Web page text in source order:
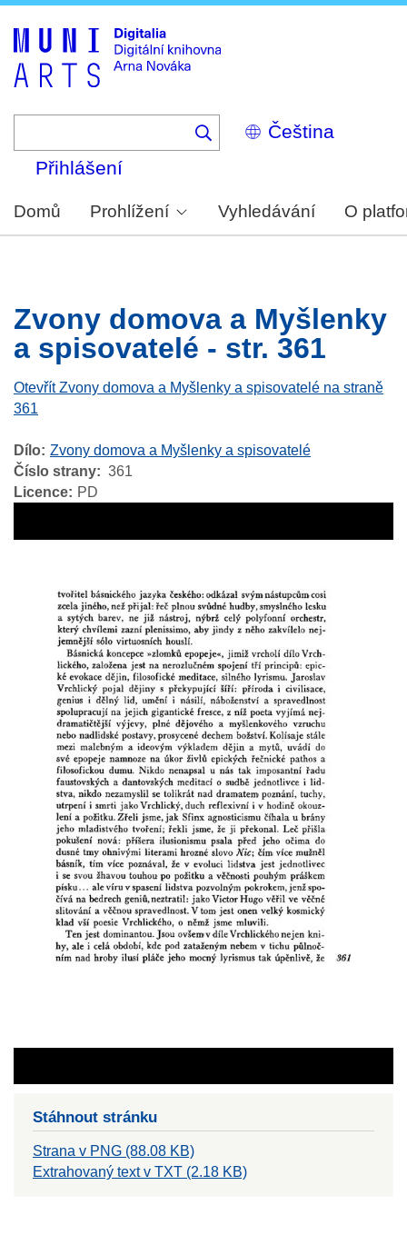
Select
your
Přihlášení
Domů Prohlížení Vyhledávání O
Zvony domova a Myšlenky
a spisovatelé - str. 361
Otevřít Zvony domova a Myšlenky a spisovatelé na straně
361
Dílo Zvony domova a Myšlenky a spisovatelé
Číslo strany
361
Licence
PD
Stáhnout stránku
Strana v PNG (88.08 KB)
Extrahovaný text v TXT (2.18 KB)